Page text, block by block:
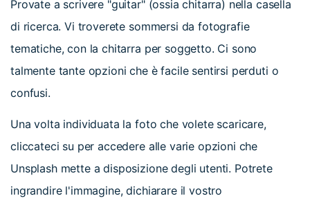
Provate a scrivere "guitar" (ossia chitarra) nella casella
di ricerca. Vi troverete sommersi da fotografie
tematiche, con la chitarra per soggetto. Ci sono
talmente tante opzioni che è facile sentirsi perduti o
confusi.
Una volta individuata la foto che volete scaricare,
cliccateci su per accedere alle varie opzioni che
Unsplash mette a disposizione degli utenti. Potrete
ingrandire l'immagine, dichiarare il vostro